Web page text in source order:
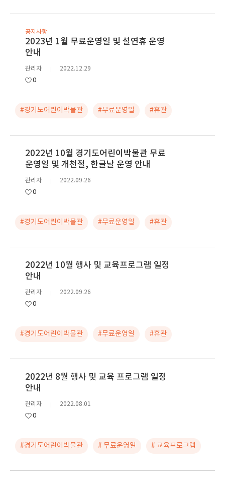
공지사항
2023년 1월 무료운영일 및 설연휴 운영
안내
관리자 2022.12.29
0
#경기도어린이박물관 #무료운영일 #휴관
2022년 10월 경기도어린이박물관 무료
운영일 및 개천절, 한글날 운영 안내
관리자 2022.09.26
0
#경기도어린이박물관 #무료운영일 #휴관
2022년 10월 행사 및 교육프로그램 일정
안내
관리자 2022.09.26
0
#경기도어린이박물관 #무료운영일 #휴관
2022년 8월 행사 및 교육 프로그램 일정
안내
관리자 2022.08.01
0
#경기도어린이박물관 # 무료운영일 # 교육프로그램